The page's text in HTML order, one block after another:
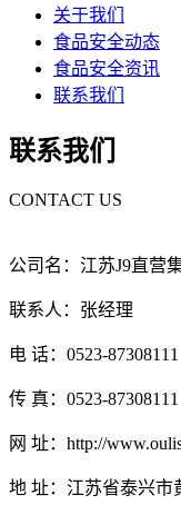
关于我们
食品安全动态
食品安全资讯
联系我们
联系我们
CONTACT US
公司名：江苏J9直营
联系人：张经理
电 话：0523-87308111
传 真：0523-87308111
网 址：http://
地 址：江苏省泰兴市